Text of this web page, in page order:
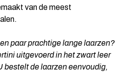
van de meest
paar prachtige lange laarzen?
uitgevoerd in het zwart leer
bestelt de laarzen eenvoudig,